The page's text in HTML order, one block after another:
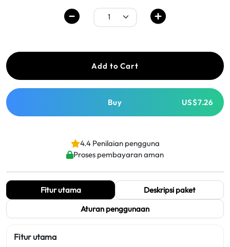
Add to Cart
Buy US$7.26
4.4 Penilaian pengguna
Proses pembayaran aman
Fitur utama
Deskripsi paket
Aturan penggunaan
Fitur utama